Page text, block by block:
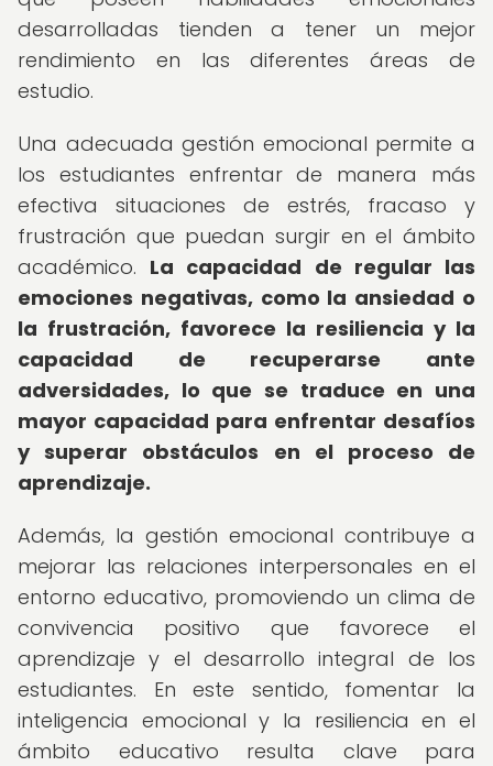
desarrolladas tienden a tener un mejor
rendimiento en las diferentes áreas de
estudio.
Una adecuada gestión emocional permite a
los estudiantes enfrentar de manera más
efectiva situaciones de estrés, fracaso y
frustración que puedan surgir en el ámbito
académico. La capacidad de regular las
emociones negativas, como la ansiedad o
la frustración, favorece la resiliencia y la
capacidad de recuperarse ante
adversidades, lo que se traduce en una
mayor capacidad para enfrentar desafíos
y superar obstáculos en el proceso de
aprendizaje.
Además, la gestión emocional contribuye a
mejorar las relaciones interpersonales en el
entorno educativo, promoviendo un clima de
convivencia positivo que favorece el
aprendizaje y el desarrollo integral de los
estudiantes. En este sentido, fomentar la
inteligencia emocional y la resiliencia en el
ámbito educativo resulta clave para